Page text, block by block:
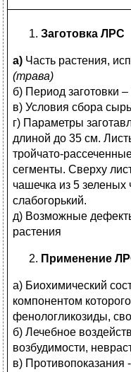
Заготовка ЛРС
а) Часть растения,
(трава)
б) Период заготовки
в) Условия сбора
г) Параметры
длиной до 35 см.
тройчато-
сегменты. Сверху
чашечка из 5 зеленых
слабогорький.
д) Возможные
растения
Применение
а) Биохимический
компонентом
фенологликозиды,
б) Лечебное
возбудимости,
в) Противопоказания